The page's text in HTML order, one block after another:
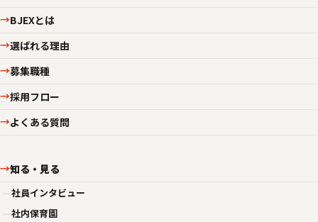
→BJEXとは
→選ばれる理由
→募集職種
→採用フロー
→よくある質問
→知る・見る
社員インタビュー
社内保育園